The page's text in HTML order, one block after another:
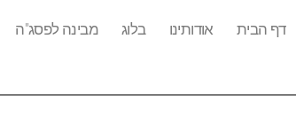
דף הבית אודותינו בלוג מבינה לפסג"ה